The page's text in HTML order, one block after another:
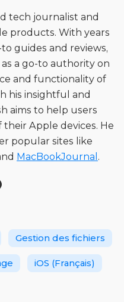
tech journalist and
products. With years
guides and reviews,
a go-to authority on
and functionality of
his insightful and
aims to help users
Apple devices. He
popular sites like
MacBookJournal .
Gestion des fichiers
iOS (Français)